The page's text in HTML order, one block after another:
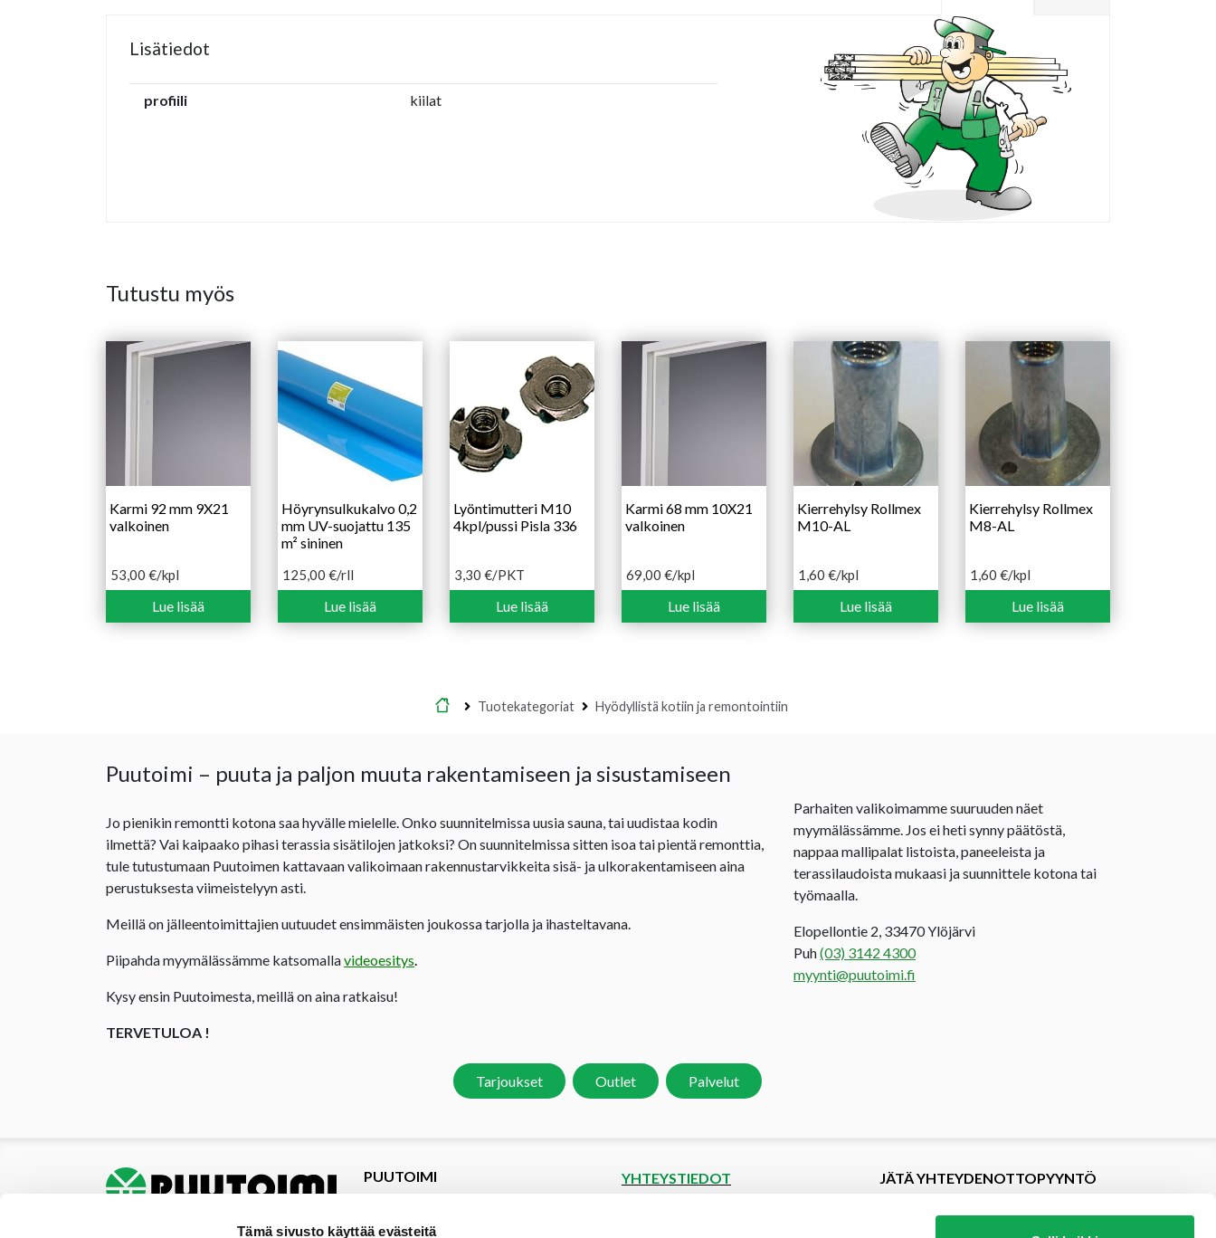
Tämä sivusto käyttää evästeitä
Lisätiedot
profiili kiilat
Tutustu myös
Karmi 92 mm 9X21
valkoinen
53,00 €/kpl
Lue lisää
Höyrynsulkukalvo 0,2
mm UV-suojattu 135
m² sininen
125,00 €/rll
Lue lisää
Lyöntimutteri M10
4kpl/pussi Pisla 336
3,30 €/PKT
Lue lisää
Karmi 68 mm 10X21
valkoinen
69,00 €/kpl
Lue lisää
Kierrehylsy Rollmex
M10-AL
1,60 €/kpl
Lue lisää
Kierrehylsy Rollmex
M8-AL
1,60 €/kpl
Lue lisää
Etusivu
Tuotekategoriat Hyödyllistä kotiin ja remontointiin
Puutoimi – puuta ja paljon muuta rakentamiseen ja sisustamiseen
Jo pienikin remontti kotona saa hyvälle mielelle. Onko suunnitelmissa uusia sauna, tai uudistaa kodin
ilmettä? Vai kaipaako pihasi terassia sisätilojen jatkoksi? On suunnitelmissa sitten isoa tai pientä remonttia,
tule tutustumaan Puutoimen kattavaan valikoimaan rakennustarvikkeita sisä- ja ulkorakentamiseen aina
perustuksesta viimeistelyyn asti.
Meillä on jälleentoimittajien uutuudet ensimmäisten joukossa tarjolla ja ihasteltavana.
Piipahda myymälässämme katsomallavideoesitys.
Kysy ensin Puutoimesta, meillä on aina ratkaisu!
TERVETULOA !
Tarjoukset Outlet Palvelut
Parhaiten valikoimamme suuruuden näet
myymälässämme. Jos ei heti synny päätöstä,
nappaa mallipalat listoista, paneeleista ja
terassilaudoista mukaasi ja suunnittele kotona tai
työmaalla.
Elopellontie 2, 33470 Ylöjärvi
Puh(03) 3142 4300
myynti@puutoimi.fi
PUUTOIMI
Tarjoukset
YHTEYSTIEDOT JÄTÄ YHTEYDENOTTOPYYNTÖ